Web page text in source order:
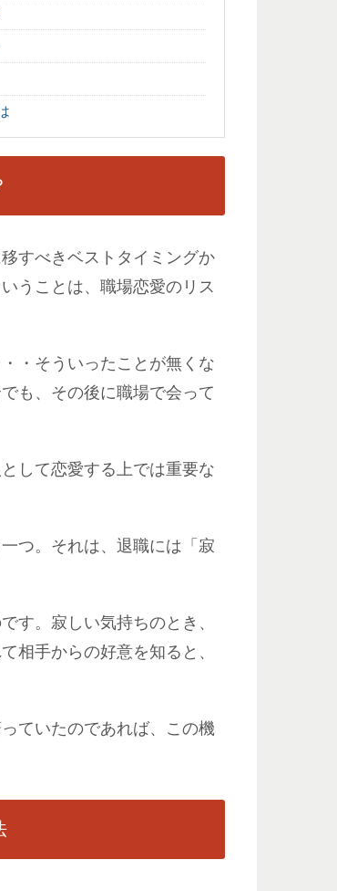
すべきベストタイミングか
うことは、職場恋愛のリス
・そういったことが無くな
も、その後に職場で会って
して恋愛する上では重要な
つ。それは、退職には「寂
す。寂しい気持ちのとき、
相手からの好意を知ると、
ていたのであれば、この機